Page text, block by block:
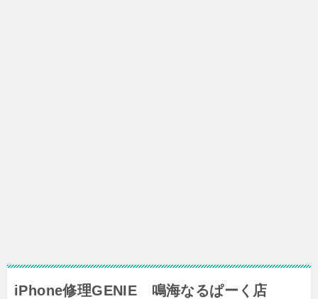
iPhone修理GENIE 鳴海なるぱーく店